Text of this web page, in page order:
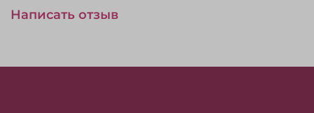
Написать отзыв